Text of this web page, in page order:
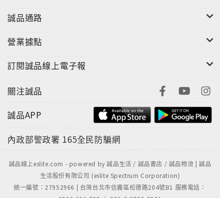
誠品通路
營業據點
訂閱誠品線上電子報
關注誠品
誠品APP
內政部警政署 165全民防騙網
誠品線上eslite.com - powered by 誠品生活 / 誠品書店 / 誠品物流 | 誠品
生活股份有限公司 (eslite Spectrum Corporation)
統一編號：27952966 | 台灣台北市信義區松德路204號B1 服務電話：